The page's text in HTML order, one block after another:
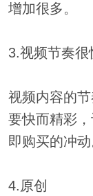
增加很多。
3.视频节奏很
视频内容的
要快而精彩
即购买的冲动
4.原创